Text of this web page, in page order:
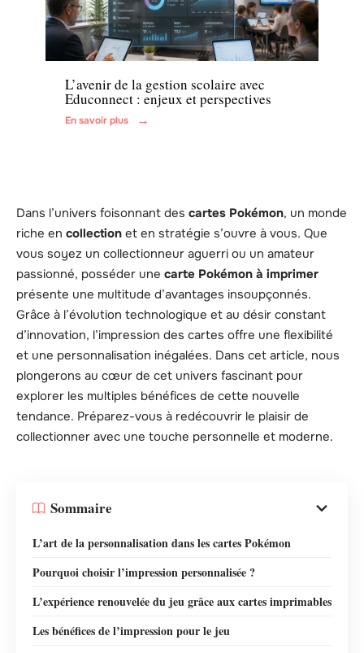
Actu
L’avenir de la gestion scolaire avec
Educonnect : enjeux et perspectives
En savoir plus
Dans l’univers foisonnant des cartes Pokémon, un monde
riche en collection et en stratégie s’ouvre à vous. Que
vous soyez un collectionneur aguerri ou un amateur
passionné, posséder une carte Pokémon à imprimer
présente une multitude d’avantages insoupçonnés.
Grâce à l’évolution technologique et au désir constant
d’innovation, l’impression des cartes offre une flexibilité
et une personnalisation inégalées. Dans cet article, nous
plongerons au cœur de cet univers fascinant pour
explorer les multiples bénéfices de cette nouvelle
tendance. Préparez-vous à redécouvrir le plaisir de
collectionner avec une touche personnelle et moderne.
Sommaire
L’art de la personnalisation dans les cartes Pokémon
Pourquoi choisir l’impression personnalisée ?
L’expérience renouvelée du jeu grâce aux cartes imprimables
Les bénéfices de l’impression pour le jeu